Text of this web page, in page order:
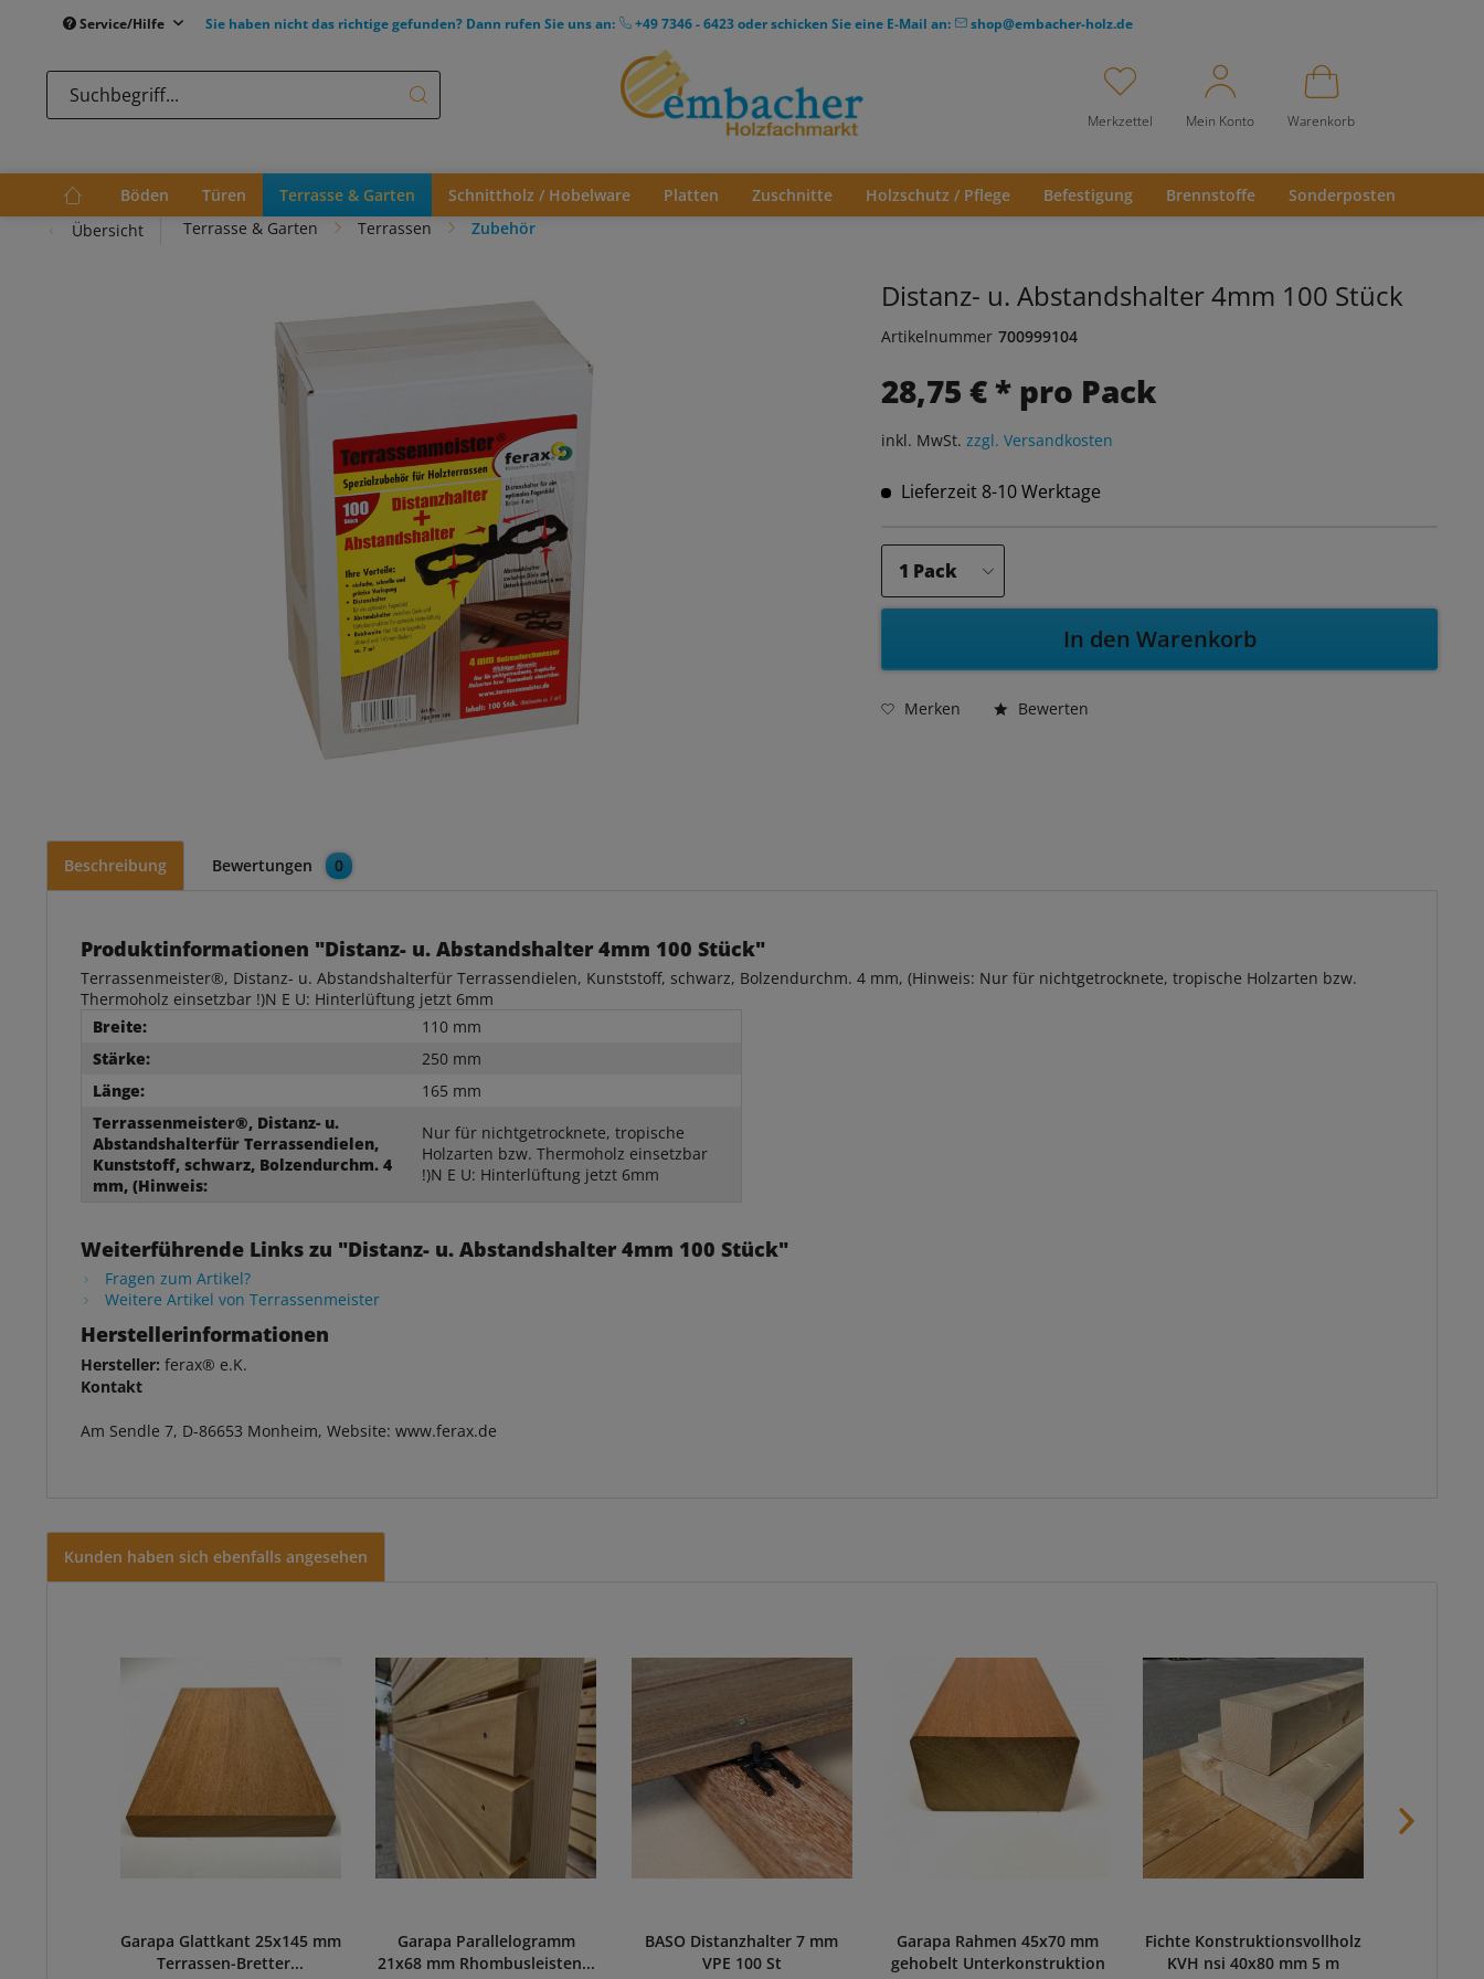
Service/Hilfe Sie haben nicht das richtige gefunden? Dann rufen Sie uns an: +49 7346 - 6423oder schicken Sie eine E-Mail an: shop@embacher-holz.de
Merkzettel Mein Konto Warenkorb
Böden Türen Terrasse & Garten Schnittholz / Hobelware Platten Zuschnitte Holzschutz / Pflege Befestigung Brennstoffe
Sonderposten
Übersicht
Terrasse & Garten Terrassen Zubehör
Distanz- u. Abstandshalter 4mm 100 Stück
Artikelnummer 700999104
28,75 € * pro Pack
inkl. MwSt. zzgl. Versandkosten
Lieferzeit 8-10 Werktage
In den Warenkorb
Merken Bewerten
Beschreibung Bewertungen 0
Produktinformationen "Distanz- u. Abstandshalter 4mm 100 Stück"
Terrassenmeister®, Distanz- u. Abstandshalterfür Terrassendielen, Kunststoff, schwarz, Bolzendurchm. 4 mm, (Hinweis: Nur für nichtgetrocknete, tropische Holzarten bzw.
Thermoholz einsetzbar !)N E U: Hinterlüftung jetzt 6mm
Breite:
110 mm
Stärke:
250 mm
Länge:
165 mm
Terrassenmeister®, Distanz- u.
Abstandshalterfür Terrassendielen,
Kunststoff, schwarz, Bolzendurchm. 4
mm, (Hinweis:
Nur für nichtgetrocknete, tropische
Holzarten bzw. Thermoholz einsetzbar
!)N E U: Hinterlüftung jetzt 6mm
Weiterführende Links zu "Distanz- u. Abstandshalter 4mm 100 Stück"
Fragen zum Artikel?
Weitere Artikel von Terrassenmeister
Herstellerinformationen
Hersteller: ferax® e.K.
Kontakt
Am Sendle 7, D-86653 Monheim, Website: www.ferax.de
Kunden haben sich ebenfalls angesehen
Garapa Glattkant 25x145 mm
Terrassen-Bretter...
Garapa Parallelogramm
21x68 mm Rhombusleisten...
BASO Distanzhalter 7 mm
VPE 100 St
Garapa Rahmen 45x70 mm
gehobelt Unterkonstruktion
Fichte Konstruktionsvollholz
KVH nsi 40x80 mm 5 m